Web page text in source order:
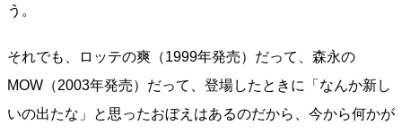
う。
それでも、ロッテの爽（1999年発売）だって、森永の
MOW（2003年発売）だって、登場したときに「なんか新し
いの出たな」と思ったおぼえはあるのだから、今から何かが